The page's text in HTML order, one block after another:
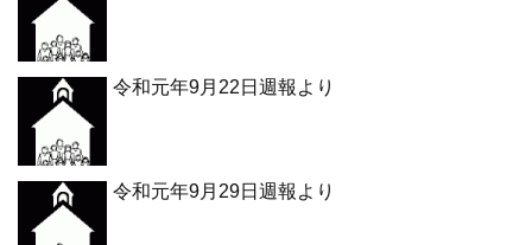
令和元年9月22日週報より
令和元年9月29日週報より